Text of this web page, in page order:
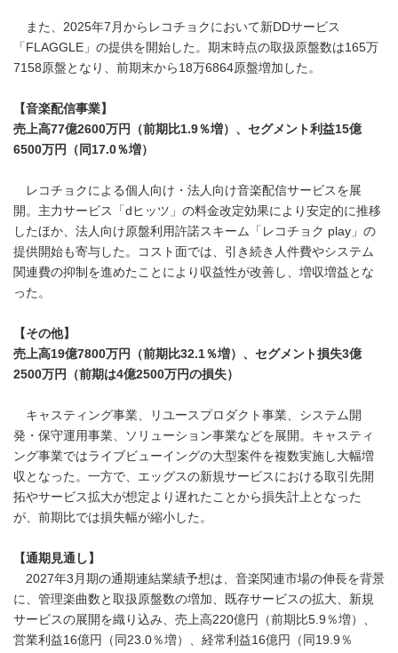
また、2025年7月からレコチョクにおいて新DDサービス
「FLAGGLE」の提供を開始した。期末時点の取扱原盤数は165万
7158原盤となり、前期末から18万6864原盤増加した。
【音楽配信事業】
売上高77億2600万円（前期比1.9％増）、セグメント利益15億
6500万円（同17.0％増）
レコチョクによる個人向け・法人向け音楽配信サービスを展
開。主力サービス「dヒッツ」の料金改定効果により安定的に推移
したほか、法人向け原盤利用許諾スキーム「レコチョク play」の
提供開始も寄与した。コスト面では、引き続き人件費やシステム
関連費の抑制を進めたことにより収益性が改善し、増収増益とな
った。
【その他】
売上高19億7800万円（前期比32.1％増）、セグメント損失3億
2500万円（前期は4億2500万円の損失）
キャスティング事業、リユースプロダクト事業、システム開
発・保守運用事業、ソリューション事業などを展開。キャスティ
ング事業ではライブビューイングの大型案件を複数実施し大幅増
収となった。一方で、エッグスの新規サービスにおける取引先開
拓やサービス拡大が想定より遅れたことから損失計上となった
が、前期比では損失幅が縮小した。
【通期見通し】
2027年3月期の通期連結業績予想は、音楽関連市場の伸長を背景
に、管理楽曲数と取扱原盤数の増加、既存サービスの拡大、新規
サービスの展開を織り込み、売上高220億円（前期比5.9％増）、
営業利益16億円（同23.0％増）、経常利益16億円（同19.9％